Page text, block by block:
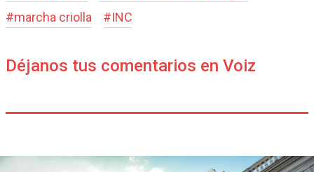
#marcha criolla #INC
Déjanos tus comentarios en Voiz